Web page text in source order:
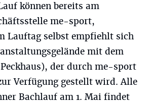
können bereits am
me-sport,
Lauftag selbst empfiehlt sich
mit dem
der durch me-sport
Verfügung gestellt wird. Alle
Bachlauf am 1. Mai findet